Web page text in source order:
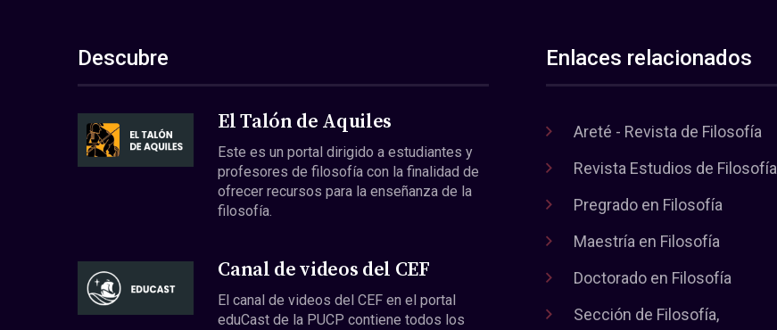
Descubre
El Talón de Aquiles
Este es un portal dirigido a estudiantes y
profesores de filosofía con la finalidad de
ofrecer recursos para la enseñanza de la
filosofía.
Canal de videos del CEF
El canal de videos del CEF en el portal
eduCast de la PUCP contiene todos los
Enlaces relacionados
Areté - Revista de Filosofía
Revista Estudios de Filosofía
Pregrado en Filosofía
Maestría en Filosofía
Doctorado en Filosofía
Sección de Filosofía,